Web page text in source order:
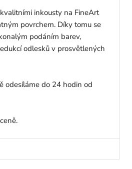
inkousty na FineArt
povrchem. Díky tomu se
podáním barev,
odlesků v prosvětlených
odesíláme do 24 hodin od